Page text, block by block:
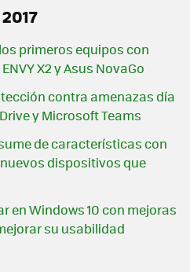
primeros equipos con
X2 y Asus NovaGo
contra amenazas día
y Microsoft Teams
de características con
dispositivos que
en Windows 10 con mejoras
su usabilidad